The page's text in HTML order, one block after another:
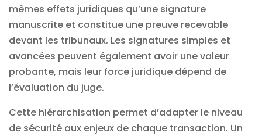
mêmes effets juridiques qu’une signature
manuscrite et constitue une preuve recevable
devant les tribunaux. Les signatures simples et
avancées peuvent également avoir une valeur
probante, mais leur force juridique dépend de
l’évaluation du juge.
Cette hiérarchisation permet d’adapter le niveau
de sécurité aux enjeux de chaque transaction. Un